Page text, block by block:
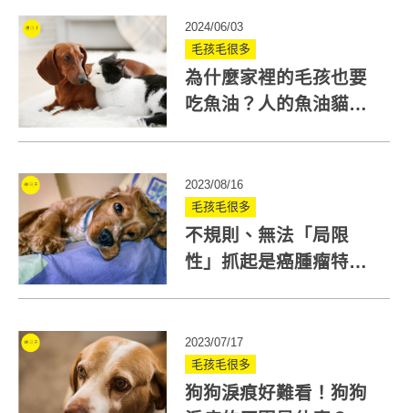
2024/06/03
毛孩毛很多
為什麼家裡的毛孩也要
吃魚油？人的魚油貓狗
2023/08/16
毛孩毛很多
不規則、無法「局限
性」抓起是癌腫瘤特
2023/07/17
毛孩毛很多
狗狗淚痕好難看！狗狗